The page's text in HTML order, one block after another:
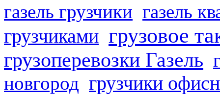
газель грузчики газель
грузчиками грузовое
грузоперевозки Газель
новгород грузчики